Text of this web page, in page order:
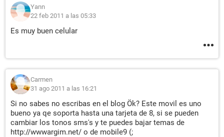
Yann
22 feb 2011 a las 05:33
Es muy buen celular
Carmen
31 ago 2011 a las 16:21
Si no sabes no escribas en el blog Ök? Este movil es uno
bueno ya qe soporta hasta una tarjeta de 8, si se pueden
cambiar los tonos sms's y te puedes bajar temas de
http://wwwargim.net/ o de mobile9 (;